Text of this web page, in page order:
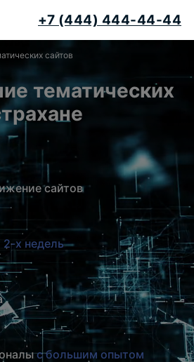
+7 (444) 444-44-44
сайтов
тематических
сайтов
2-х недель
с большим опытом